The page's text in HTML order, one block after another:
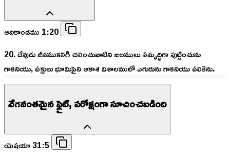
ఆదికాండము 1:20
20. దేవుడు జీవముకలిగి చలించువాటిని జలములు సమృద్ధిగా పుట్టించును
గాకనియు, పక్షులు భూమిపైని ఆకాశ విశాలములో ఎగురును గాకనియు పలికెను.
వేగవంతమైన ఫ్లైట్, పరోక్షంగా సూచించబడింది
యెషయా 31:5